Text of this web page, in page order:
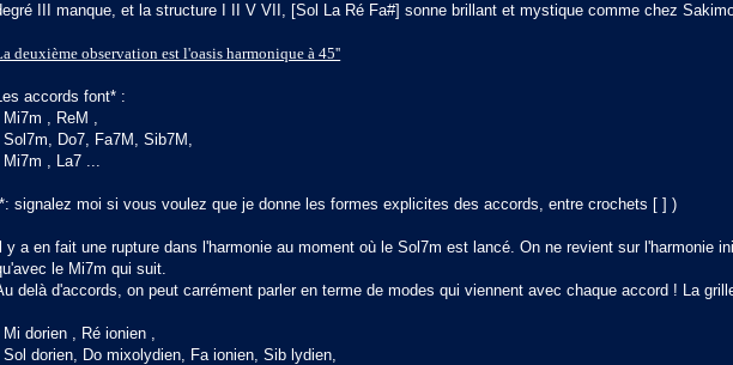
III manque, et la structure I II V VII, [Sol La Ré Fa#] sonne brillant et mystique comme chez
deuxième observation est l'oasis harmonique à 45''
accords font* :
Mi7m , ReM ,
Sol7m, Do7, Fa7M, Sib7M,
Mi7m , La7 ...
signalez moi si vous voulez que je donne les formes explicites des accords, entre crochets [ ] )
y a en fait une rupture dans l'harmonie au moment où le Sol7m est lancé. On ne revient sur l'harmonie
le Mi7m qui suit.
delà d'accords, on peut carrément parler en terme de modes qui viennent avec chaque accord ! La
Mi dorien , Ré ionien ,
Sol dorien, Do mixolydien, Fa ionien, Sib lydien,